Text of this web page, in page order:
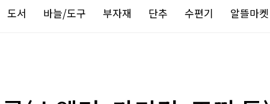
도서 바늘/도구 부자재 단추 수편기 알뜰마켓